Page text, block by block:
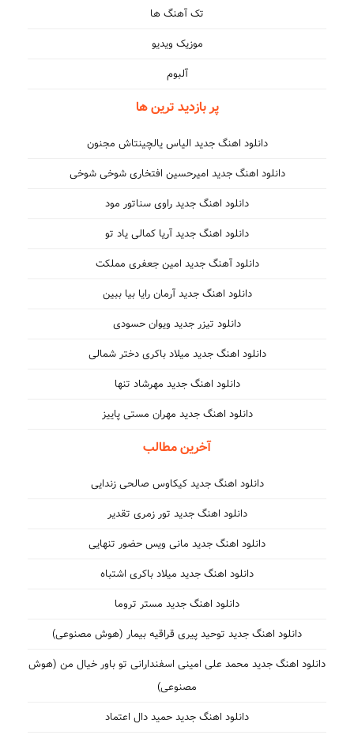
تک آهنگ ها
موزیک ویدیو
آلبوم
پر بازدید ترین ها
دانلود اهنگ جدید الیاس یالچینتاش مجنون
دانلود اهنگ جدید امیرحسین افتخاری شوخی شوخی
دانلود اهنگ جدید راوی سناتور مود
دانلود اهنگ جدید آریا کمالی یاد تو
دانلود آهنگ جدید امین جعفری مملکت
دانلود اهنگ جدید آرمان رایا بیا ببین
دانلود تیزر جدید ویوان حسودی
دانلود اهنگ جدید میلاد باکری دختر شمالی
دانلود اهنگ جدید مهرشاد تنها
دانلود اهنگ جدید مهران مستی پاییز
آخرین مطالب
دانلود اهنگ جدید کیکاوس صالحی زندایی
دانلود اهنگ جدید تور زمری تقدیر
دانلود اهنگ جدید مانی ویس حضور تنهایی
دانلود اهنگ جدید میلاد باکری اشتباه
دانلود اهنگ جدید مستر تروما
دانلود اهنگ جدید توحید پیری قراقیه بیمار (هوش مصنوعی)
دانلود اهنگ جدید محمد علی امینی اسفندارانی تو باور خیال من (هوش
مصنوعی)
دانلود اهنگ جدید حمید دال اعتماد